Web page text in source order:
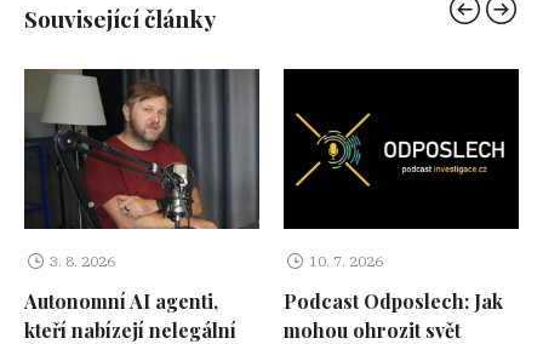
Související články
3. 8. 2026
Autonomní AI agenti,
kteří nabízejí nelegální
10. 7. 2026
Podcast Odposlech: Jak
mohou ohrozit svět